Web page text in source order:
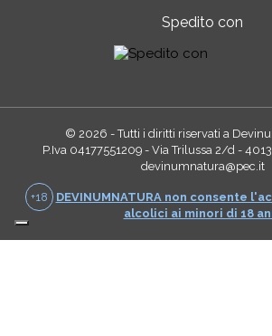
Spedito con
© 2026 - Tutti i diritti riservati a
P.Iva 04177551209 - Via Trilussa 2/d -
devinumnatura@pec.it
+18
DEVINUMNATURA non consente
alcolici ai minori di 18